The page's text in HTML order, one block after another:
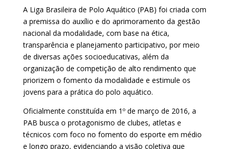
A Liga Brasileira de Polo Aquático (PAB) foi criada com
a premissa do auxílio e do aprimoramento da gestão
nacional da modalidade, com base na ética,
transparência e planejamento participativo, por meio
de diversas ações socioeducativas, além da
organização de competição de alto rendimento que
priorizem o fomento da modalidade e estimule os
jovens para a prática do polo aquático.
Oficialmente constituída em 1º de março de 2016, a
PAB busca o protagonismo de clubes, atletas e
técnicos com foco no fomento do esporte em médio
e longo prazo, evidenciando a visão coletiva que